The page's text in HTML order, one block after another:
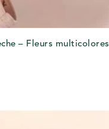
– Fleurs multicolores